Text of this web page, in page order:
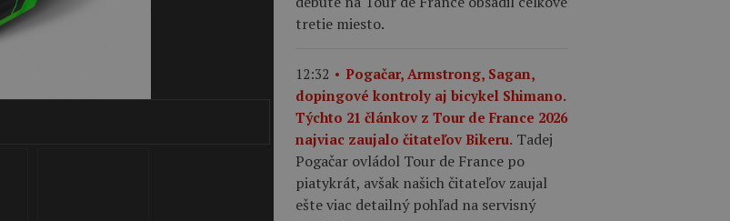
2/4
tretie miesto.
12:32
Pogačar, Armstrong, Sagan,
dopingové kontroly aj bicykel Shimano.
Týchto 21 článkov z Tour de France 2026
najviac zaujalo čitateľov Bikeru. Tadej
Pogačar ovládol Tour de France po
piatykrát, avšak našich čitateľov zaujal
ešte viac detailný pohľad na servisný